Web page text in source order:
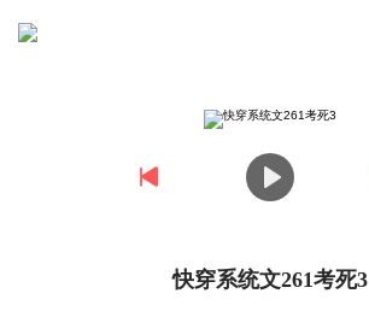
快穿系统文261考死3